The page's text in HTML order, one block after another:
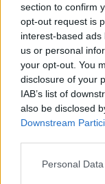
section to confirm
opt-out request is
interest-based
us or personal
your opt-out. You
disclosure of your
IAB’s list of
also be disclosed
Downstream
Personal